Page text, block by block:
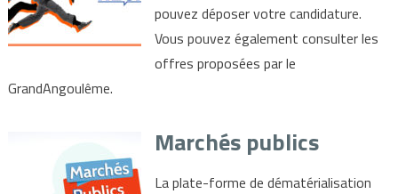
pouvez déposer votre candidature.
Vous pouvez également consulter les
offres proposées par le
GrandAngoulême.
Marchés publics
La plate-forme de dématérialisation